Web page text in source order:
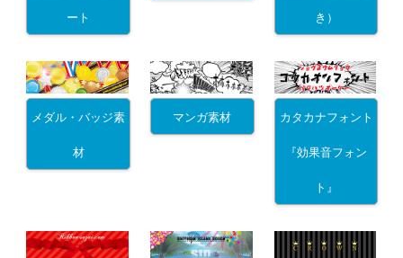
ート き）
メダル・バッジ素
材
マンガ素材 カタカナフォント
『効果音フォン
ト』